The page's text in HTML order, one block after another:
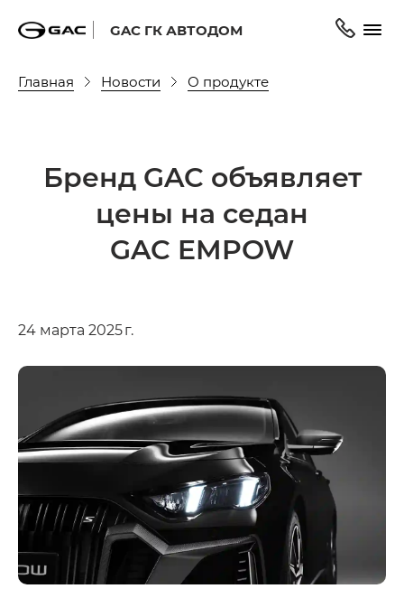
GAC ГК АВТОДОМ
Главная Новости О продукте
Бренд GAC объявляет
цены на седан
GAC EMPOW
24 марта 2025 г.